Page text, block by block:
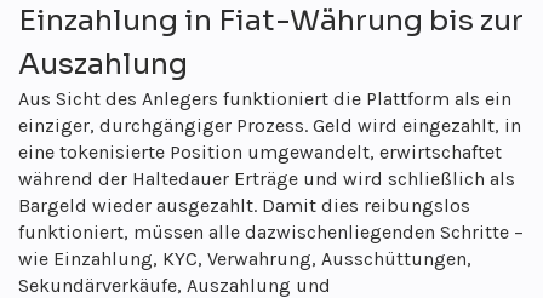
Einzahlung in Fiat-Währung bis zur
Auszahlung
Aus Sicht des Anlegers funktioniert die Plattform als ein
einziger, durchgängiger Prozess. Geld wird eingezahlt, in
eine tokenisierte Position umgewandelt, erwirtschaftet
während der Haltedauer Erträge und wird schließlich als
Bargeld wieder ausgezahlt. Damit dies reibungslos
funktioniert, müssen alle dazwischenliegenden Schritte –
wie Einzahlung, KYC, Verwahrung, Ausschüttungen,
Sekundärverkäufe, Auszahlung und